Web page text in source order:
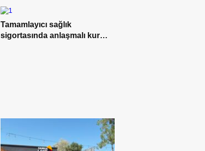
Tamamlayıcı sağlık
sigortasında anlaşmalı kurum